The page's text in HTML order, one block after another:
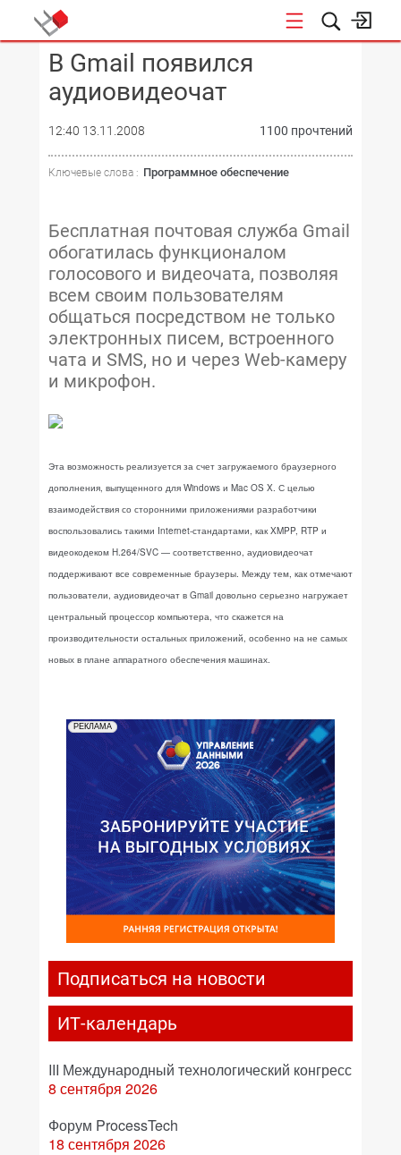
КОНФЕРЕНЦИИ
В Gmail появился
аудиовидеочат
12:40 13.11.2008 1100 прочтений
Ключевые слова : Программное обеспечение
Бесплатная почтовая служба Gmail
обогатилась функционалом
голосового и видеочата, позволяя
всем своим пользователям
общаться посредством не только
электронных писем, встроенного
чата и SMS, но и через Web-камеру
и микрофон.
Эта возможность реализуется за счет загружаемого браузерного
дополнения, выпущенного для Windows и Mac OS X. С целью
взаимодействия со сторонними приложениями разработчики
воспользовались такими Internet-стандартами, как XMPP, RTP и
видеокодеком H.264/SVC — соответственно, аудиовидеочат
поддерживают все современные браузеры. Между тем, как отмечают
пользователи, аудиовидеочат в Gmail довольно серьезно нагружает
центральный процессор компьютера, что скажется на
производительности остальных приложений, особенно на не самых
новых в плане аппаратного обеспечения машинах.
РЕКЛАМА
Подписаться на новости
ИТ-календарь
III Международный технологический конгресс
8 сентября 2026
Форум ProcessTech
18 сентября 2026